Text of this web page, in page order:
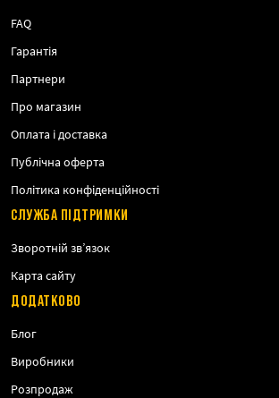
FAQ
Гарантія
Партнери
Про магазин
Оплата і доставка
Публічна оферта
Політика конфіденційності
СЛУЖБА ПІДТРИМКИ
Зворотній зв’язок
Карта сайту
ДОДАТКОВО
Блог
Виробники
Розпродаж